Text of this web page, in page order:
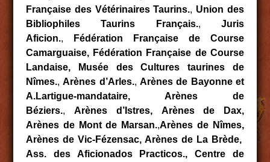
Française des Vétérinaires Taurins., Union des
Bibliophiles Taurins Français.,Juris
Aficion.,
Fédération Française de Course
Camarguaise, Fédération Française de Course
Landaise, Musée des Cultures taurines de
Nîmes.,Arènes d’Arles.,Arènes de Bayonne et
A.Lartigue-mandataire, Arènes de
Béziers., Arènes d’Istres,
Arènes de Dax,
Arènes de Mont de Marsan.,Arènes de Nîmes,
Arènes de Vic-Fézensac, Arènes de La Brède,
Ass. des Aficionados Practicos., Centre de